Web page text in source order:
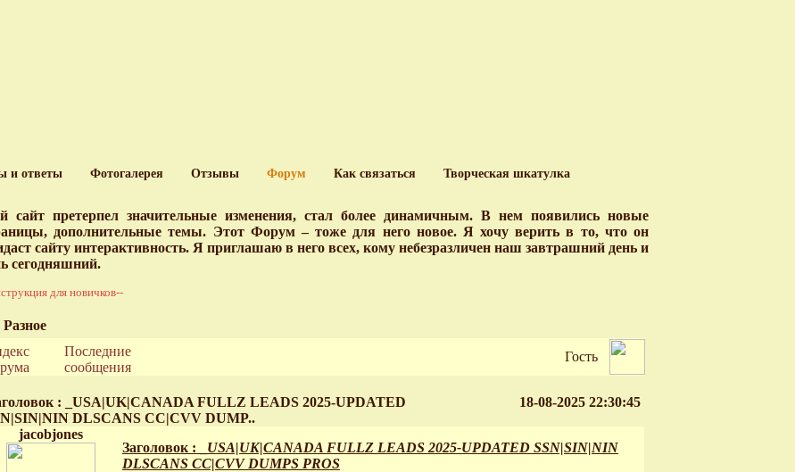
и ответы Фотогалерея Отзывы Форум Как связаться Творческая шкатулка
сайт претерпел значительные изменения, стал более динамичным. В нем появились новые
дополнительные темы. Этот Форум – тоже для него новое. Я хочу верить в то, что он
сайту интерактивность. Я приглашаю в него всех, кому небезразличен наш завтрашний день и
сегодняшний.
для новичков--
Разное
Последние
сообщения
Гость
: _USA|UK|CANADA FULLZ LEADS 2025-UPDATED
DLSCANS CC|CVV DUMP..
18-08-2025 22:30:45
jacobjones
Заголовок : _ USA|UK|CANADA FULLZ LEADS 2025-UPDATED SSN|SIN|NIN
DLSCANS CC|CVV DUMPS PROS